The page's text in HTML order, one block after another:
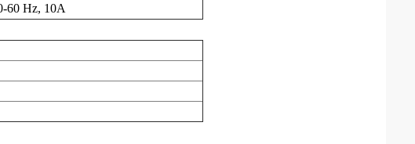
60 Hz, 10A